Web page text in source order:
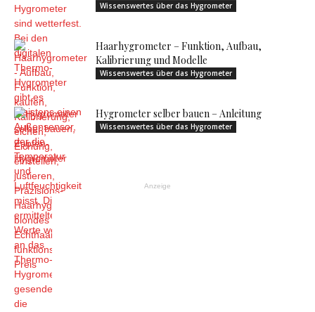
Wissenswertes über das Hygrometer
Haarhygrometer – Funktion, Aufbau,
Kalibrierung und Modelle
Wissenswertes über das Hygrometer
Hygrometer selber bauen – Anleitung
Wissenswertes über das Hygrometer
Anzeige